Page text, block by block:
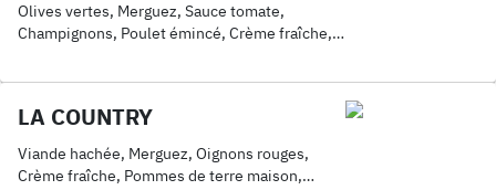
Olives vertes, Merguez, Sauce tomate,
Champignons, Poulet émincé, Crème fraîche,
Jambon, Fromage
LA COUNTRY
Viande hachée, Merguez, Oignons rouges,
Crème fraîche, Pommes de terre maison,